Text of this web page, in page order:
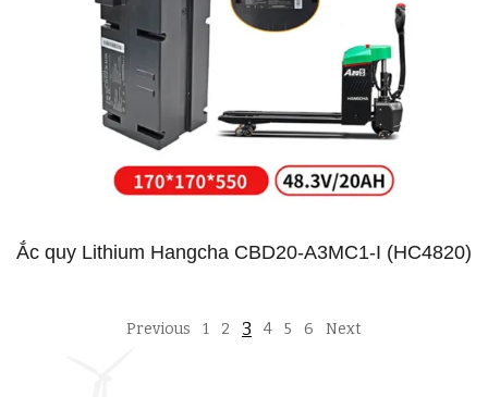
Ắc quy Lithium Hangcha CBD20-A3MC1-I (HC4820)
Previous 1 2 3 4 5 6 Next